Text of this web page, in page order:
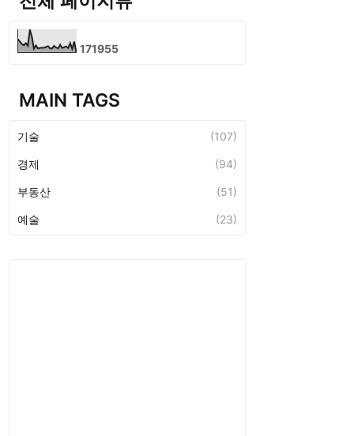
171955
MAIN TAGS
기술 (107)
경제 (94)
부동산 (51)
예술 (23)